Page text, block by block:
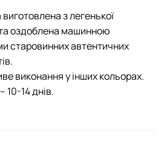
з легенької
оздоблена машинною
старовинних автентичних
виконання у інших кольорах.
10-14 днів.